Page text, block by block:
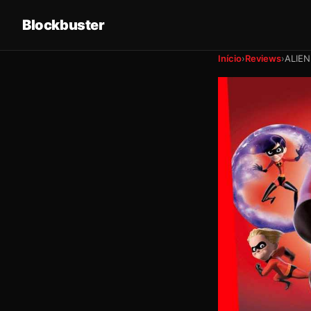
Blockbuster
Início›Reviews›